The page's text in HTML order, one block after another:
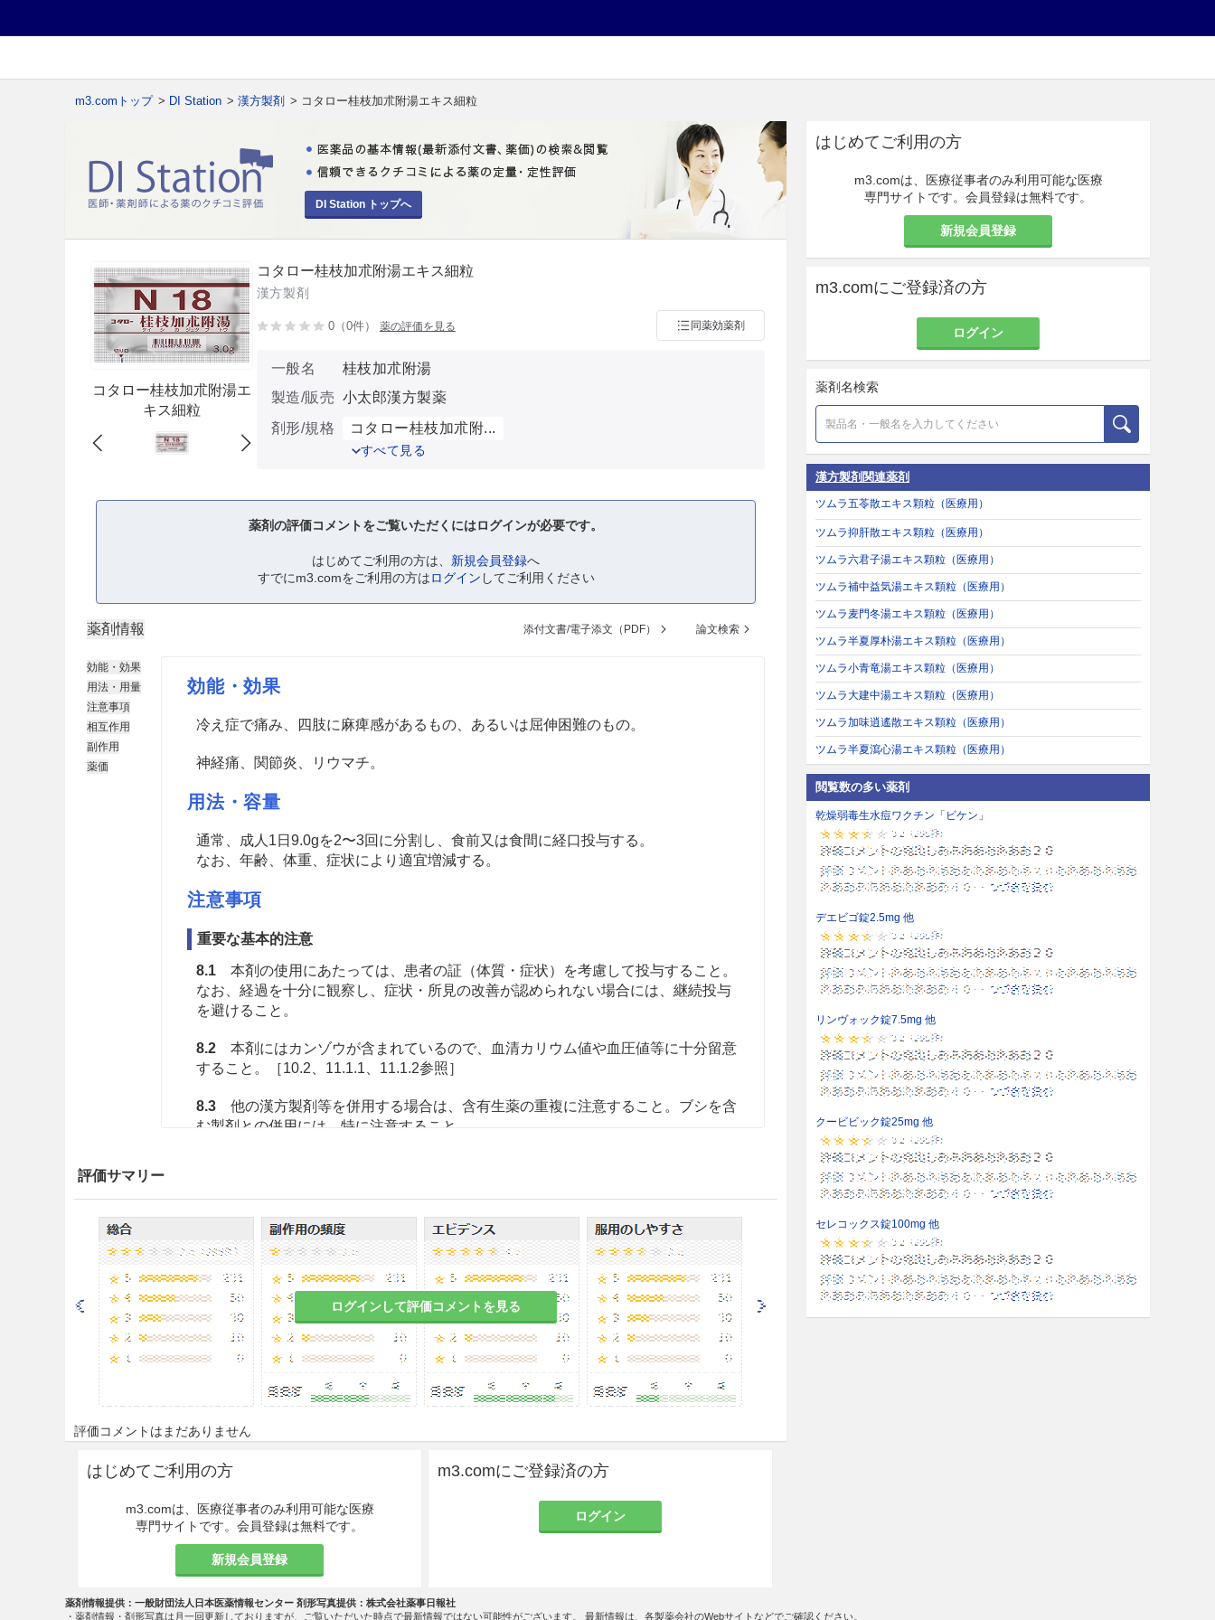
m3.comトップ > DI Station > 漢方製剤 > コタロー桂枝加朮附湯エキス細粒
DI Station トップへ
コタロー桂枝加朮附湯エ
キス細粒
コタロー桂枝加朮附湯エキス細粒
漢方製剤
0（0件） 薬の評価を見る 同薬効薬剤
一般名
桂枝加朮附湯
製造/販売 小太郎漢方製薬
剤形/規格
コタロー桂枝加朮附...
すべて見る
薬剤の評価コメントをご覧いただくにはログインが必要です。
はじめてご利用の方は、 新規会員登録へ
すでにm3.comをご利用の方はログイン してご利用ください
薬剤情報 添付文書/電子添文（PDF） 論文検索
効能・効果
用法・用量
注意事項
相互作用
副作用
薬価
効能・効果
冷え症で痛み、四肢に麻痺感があるもの、あるいは屈伸困難のもの。
神経痛、関節炎、リウマチ。
用法・容量
通常、成人1日9.0gを2〜3回に分割し、食前又は食間に経口投与する。
なお、年齢、体重、症状により適宜増減する。
注意事項
重要な基本的注意
8.1本剤の使用にあたっては、患者の証（体質・症状）を考慮して投与すること。
なお、経過を十分に観察し、症状・所見の改善が認められない場合には、継続投与
を避けること。
8.2本剤にはカンゾウが含まれているので、血清カリウム値や血圧値等に十分留意
すること。［10.2、11.1.1、11.1.2参照］
8.3他の漢方製剤等を併用する場合は、含有生薬の重複に注意すること。ブシを含
む製剤との併用には、特に注意すること。
9.1 合併症・既往歴等のある患者
9.1.1 体力の充実している患者
副作用があらわれやすくなり、その症状が増強されるおそれがある。
9.1.2 暑がりで、のぼせが強く、赤ら顔の患者
心悸亢進、のぼせ、舌のしびれ、悪心等があらわれるおそれがある。
9.5 妊婦
妊婦又は妊娠している可能性のある女性には投与しないことが望ましい。本剤に
含まれるブシ末の副作用があらわれやすくなる。
9.6 授乳婦
治療上の有益性及び母乳栄養の有益性を考慮し、授乳の継続又は中止を検討する
9.7 小児等
慎重に投与すること。本剤にはブシ末が含まれている。
評価サマリー
ログインして評価コメントを見る
評価コメントはまだありません
はじめてご利用の方
m3.comは、医療従事者のみ利用可能な医療
専門サイトです。会員登録は無料です。
新規会員登録
m3.comにご登録済の方
ログイン
はじめてご利用の方
m3.comは、医療従事者のみ利用可能な医療
専門サイトです。会員登録は無料です。
新規会員登録
m3.comにご登録済の方
ログイン
薬剤名検索
漢方製剤関連薬剤
ツムラ五苓散エキス顆粒（医療用）
ツムラ抑肝散エキス顆粒（医療用）
ツムラ六君子湯エキス顆粒（医療用）
ツムラ補中益気湯エキス顆粒（医療用）
ツムラ麦門冬湯エキス顆粒（医療用）
ツムラ半夏厚朴湯エキス顆粒（医療用）
ツムラ小青竜湯エキス顆粒（医療用）
ツムラ大建中湯エキス顆粒（医療用）
ツムラ加味逍遙散エキス顆粒（医療用）
ツムラ半夏瀉心湯エキス顆粒（医療用）
閲覧数の多い薬剤
乾燥弱毒生水痘ワクチン「ビケン」
デエビゴ錠2.5mg 他
リンヴォック錠7.5mg 他
クービビック錠25mg 他
セレコックス錠100mg 他
薬剤情報提供：一般財団法人日本医薬情報センター 剤形写真提供：株式会社薬事日報社
・薬剤情報・剤形写真は月一回更新しておりますが、ご覧いただいた時点で最新情報ではない可能性がございます。 最新情報は、各製薬会社のWebサイトなどでご確認ください。